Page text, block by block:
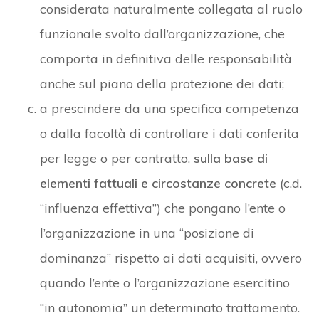
considerata naturalmente collegata al ruolo
funzionale svolto dall’organizzazione, che
comporta in definitiva delle responsabilità
anche sul piano della protezione dei dati;
a prescindere da una specifica competenza
o dalla facoltà di controllare i dati conferita
per legge o per contratto, sulla base di
elementi fattuali e circostanze concrete (c.d.
“influenza effettiva”) che pongano l’ente o
l’organizzazione in una “posizione di
dominanza” rispetto ai dati acquisiti, ovvero
quando l’ente o l’organizzazione esercitino
“in autonomia” un determinato trattamento.